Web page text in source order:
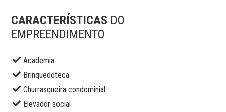
CARACTERÍSTICAS DO
EMPREENDIMENTO
Academia
Brinquedoteca
Churrasqueira condominial
Elevador social